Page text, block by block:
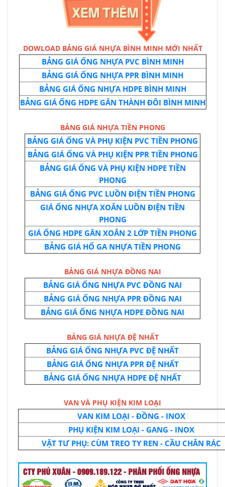
DOWLOAD BẢNG GIÁ NHỰA BÌNH MINH MỚI NHẤT
BẢNG GIÁ ỐNG NHỰA PVC BÌNH MINH
BẢNG GIÁ ỐNG NHỰA PPR BÌNH MINH
BẢNG GIÁ ỐNG NHỰA HDPE BÌNH MINH
BẢNG GIÁ ỐNG HDPE GÂN THÀNH ĐÔI BÌNH MINH
BẢNG GIÁ NHỰA TIỀN PHONG
BẢNG GIÁ ỐNG VÀ PHỤ KIỆN PVC TIỀN PHONG
BẢNG GIÁ ỐNG VÀ PHỤ KIỆN PPR TIỀN PHONG
BẢNG GIÁ ỐNG VÀ PHỤ KIỆN HDPE TIỀN
PHONG
BẢNG GIÁ ỐNG PVC LUỒN ĐIỆN TIỀN PHONG
GIÁ ỐNG NHỰA XOẮN LUỒN ĐIỆN TIỀN
PHONG
GIÁ ỐNG HDPE GÂN XOẮN 2 LỚP TIỀN PHONG
BẢNG GIÁ HỐ GA NHỰA TIỀN PHONG
BẢNG GIÁ NHỰA ĐỒNG NAI
BẢNG GIÁ ỐNG NHỰA PVC ĐỒNG NAI
BẢNG GIÁ ỐNG NHỰA PPR ĐỒNG NAI
BẢNG GIÁ ỐNG NHỰA HDPE ĐỒNG NAI
BẢNG GIÁ NHỰA ĐỆ NHẤT
BẢNG GIÁ ỐNG NHỰA PVC ĐỆ NHẤT
BẢNG GIÁ ỐNG NHỰA PPR ĐỆ NHẤT
BẢNG GIÁ ỐNG NHỰA HDPE ĐỆ NHẤT
VAN VÀ PHỤ KIỆN KIM LOẠI
VAN KIM LOẠI - ĐỒNG - INOX
PHỤ KIỆN KIM LOẠI - GANG - INOX
VẬT TƯ PHỤ: CÙM TREO TY REN - CẦU CHẮN RÁC